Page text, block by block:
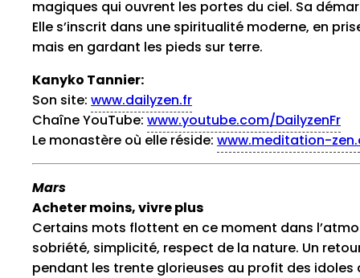
magiques qui ouvrent les portes du ciel. Sa
Elle s’inscrit dans une spiritualité moderne, en
mais en gardant les pieds sur terre.
Kanyko Tannier:
Son site: www.dailyzen.fr
Chaîne YouTube: www.youtube.com/DailyzenFr
Le monastère où elle réside: www.meditation-
Mars
Acheter moins, vivre plus
Certains mots flottent en ce moment dans
sobriété, simplicité, respect de la nature. Un
pendant les trente glorieuses au profit des